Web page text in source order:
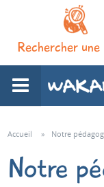
Rechercher
Accueil » Notre
Notre